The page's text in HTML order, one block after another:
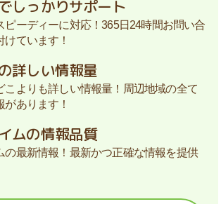
しっかりサポート
ピーディーに対応！365日24時間お問い合
ています！
詳しい情報量
こよりも詳しい情報量！周辺地域の全て
あります！
ムの情報品質
の最新情報！最新かつ正確な情報を提供